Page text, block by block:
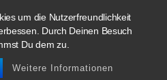
um die Nutzerfreundlichkeit
Durch Deinen Besuch
Du dem zu.
Weitere Informationen
cheese.de